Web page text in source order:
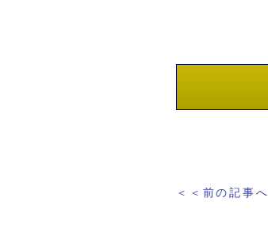
＜＜前の記事へ